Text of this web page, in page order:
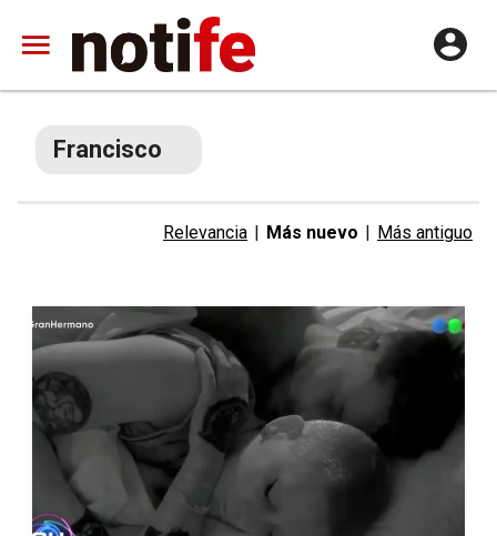
Francisco
Relevancia | Más nuevo | Más antiguo